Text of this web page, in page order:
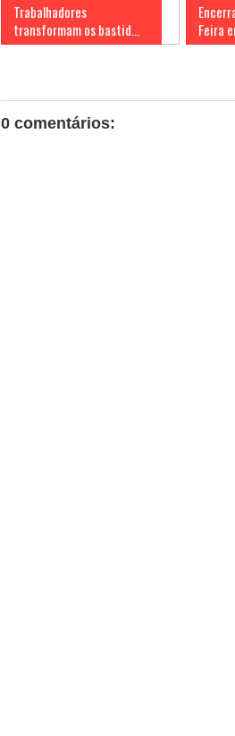
Trabalhadores
transformam os bastid...
Feira
0 comentários: